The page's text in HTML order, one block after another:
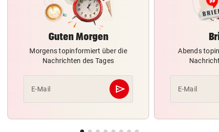
Guten Morgen
Morgens topinformiert über die
Nachrichten des Tages
E-Mail send
Abschicken
Abends
E-Mail